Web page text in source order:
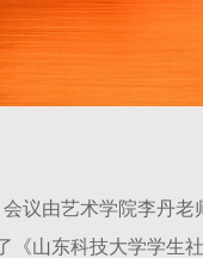
议由艺术学院李丹老
山东科技大学学生